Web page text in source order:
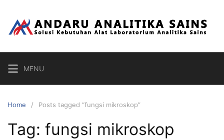
content
MENU
Home Posts tagged “fungsi mikroskop”
Tag: fungsi mikroskop